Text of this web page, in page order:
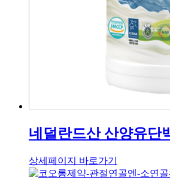
네덜란드산 산양유단
상세페이지 바로가기